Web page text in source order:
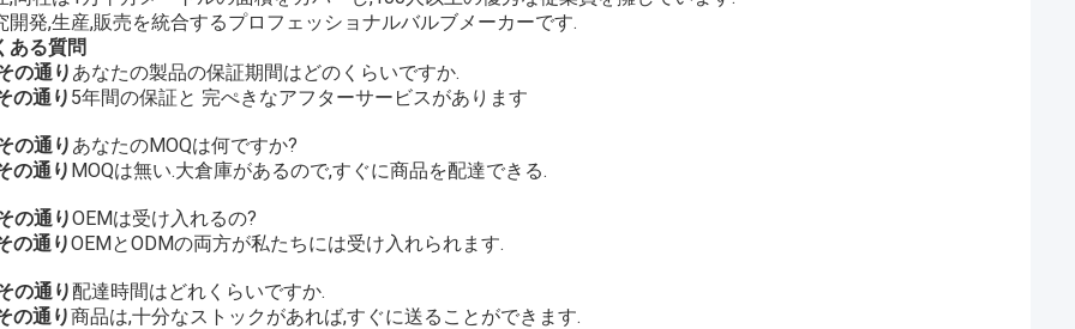
開発,生産,販売を統合するプロフェッショナルバルブメーカーです.
ある質問
の通り あなたの製品の保証期間はどのくらいですか.
の通り 5年間の保証と 完ぺきなアフターサービスがあります
の通り あなたのMOQは何ですか?
の通り MOQは無い.大倉庫があるので,すぐに商品を配達できる.
の通りOEMは受け入れるの?
の通りOEMとODMの両方が私たちには受け入れられます.
の通り配達時間はどれくらいですか.
の通り商品は,十分なストックがあれば,すぐに送ることができます.